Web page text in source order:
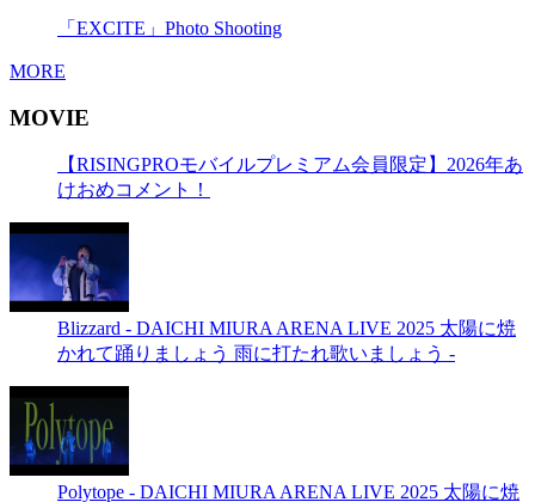
「EXCITE」Photo Shooting
MORE
MOVIE
【RISINGPROモバイルプレミアム会員限定】2026年あ
けおめコメント！
Blizzard - DAICHI MIURA ARENA LIVE 2025 太陽に焼
かれて踊りましょう 雨に打たれ歌いましょう -
Polytope - DAICHI MIURA ARENA LIVE 2025 太陽に焼